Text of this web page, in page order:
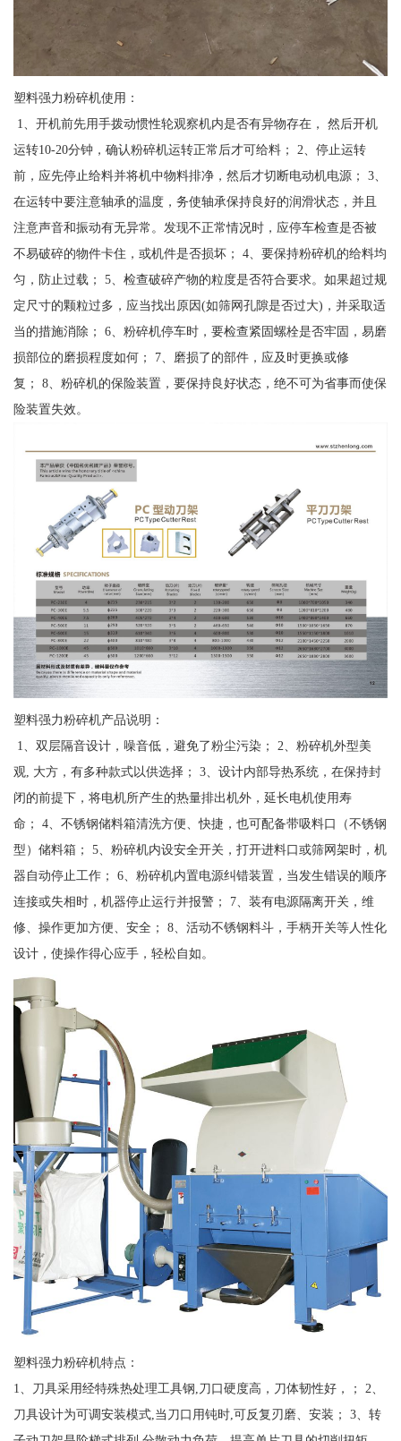
塑料强力粉碎机使用：
1、开机前先用手拨动惯性轮观察机内是否有异物存在， 然后开机
运转10-20分钟，确认粉碎机运转正常后才可给料； 2、停止运转
前，应先停止给料并将机中物料排净，然后才切断电动机电源； 3、
在运转中要注意轴承的温度，务使轴承保持良好的润滑状态，并且
注意声音和振动有无异常。发现不正常情况时，应停车检查是否被
不易破碎的物件卡住，或机件是否损坏； 4、要保持粉碎机的给料均
匀，防止过载； 5、检查破碎产物的粒度是否符合要求。如果超过规
定尺寸的颗粒过多，应当找出原因(如筛网孔隙是否过大)，并采取适
当的措施消除； 6、粉碎机停车时，要检查紧固螺栓是否牢固，易磨
损部位的磨损程度如何； 7、磨损了的部件，应及时更换或修
复； 8、粉碎机的保险装置，要保持良好状态，绝不可为省事而使保
险装置失效。
塑料强力粉碎机产品说明：
1、双层隔音设计，噪音低，避免了粉尘污染； 2、粉碎机外型美
观, 大方，有多种款式以供选择； 3、设计内部导热系统，在保持封
闭的前提下，将电机所产生的热量排出机外，延长电机使用寿
命； 4、不锈钢储料箱清洗方便、快捷，也可配备带吸料口（不锈钢
型）储料箱； 5、粉碎机内设安全开关，打开进料口或筛网架时，机
器自动停止工作； 6、粉碎机内置电源纠错装置，当发生错误的顺序
连接或失相时，机器停止运行并报警； 7、装有电源隔离开关，维
修、操作更加方便、安全； 8、活动不锈钢料斗，手柄开关等人性化
设计，使操作得心应手，轻松自如。
塑料强力粉碎机特点：
1、刀具采用经特殊热处理工具钢,刀口硬度高，刀体韧性好，； 2、
刀具设计为可调安装模式,当刀口用钝时,可反复刃磨、安装； 3、转